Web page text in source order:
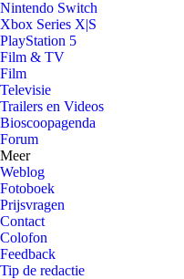
Nintendo Switch
Xbox Series X|S
PlayStation 5
Film & TV
Film
Televisie
Trailers en Videos
Bioscoopagenda
Forum
Meer
Weblog
Fotoboek
Prijsvragen
Contact
Colofon
Feedback
Tip de redactie